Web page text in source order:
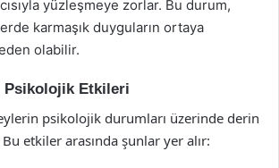
yüzleşmeye zorlar. Bu durum,
karmaşık duyguların ortaya
olabilir.
Psikolojik Etkileri
psikolojik durumları üzerinde derin
etkiler arasında şunlar yer alır: